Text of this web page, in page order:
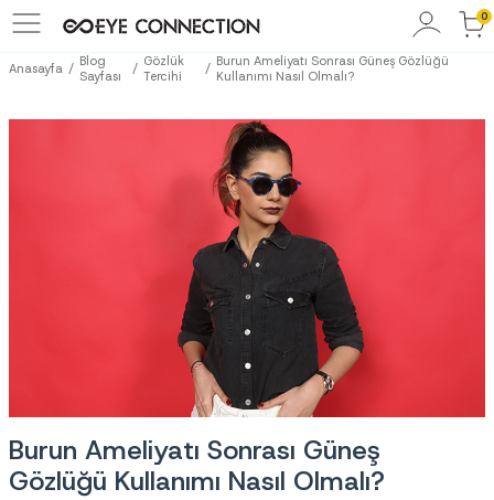
0
Anasayfa
Blog
Sayfası
Gözlük
Tercihi
Burun Ameliyatı Sonrası Güneş Gözlüğü
Kullanımı Nasıl Olmalı?
Burun Ameliyatı Sonrası Güneş
Gözlüğü Kullanımı Nasıl Olmalı?